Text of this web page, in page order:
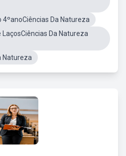
4ºanoCiências Da Natureza
LaçosCiências Da Natureza
Natureza